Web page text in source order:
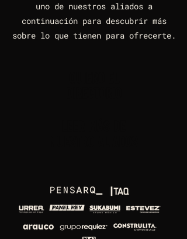
uno de nuestros aliados a
continuación para descubrir más
sobre lo que tienen para ofrecerte.